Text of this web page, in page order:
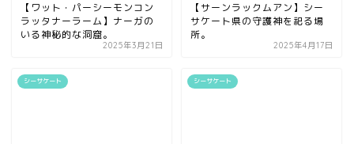
【ワット・パーシーモンコン
ラッタナーラーム】ナーガの
いる神秘的な洞窟。
2025年3月21日
【サーンラックムアン】シー
サケート県の守護神を祀る場
所。
2025年4月17日
シーサケート シーサケート